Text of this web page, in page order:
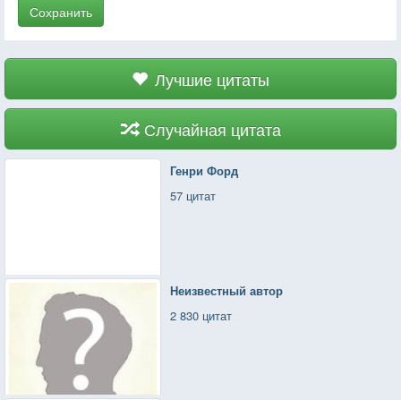
Сохранить
Лучшие цитаты
Случайная цитата
Генри Форд
57 цитат
Неизвестный автор
2 830 цитат